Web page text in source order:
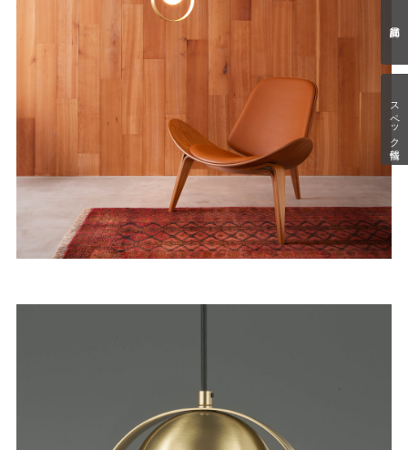
スペック情報